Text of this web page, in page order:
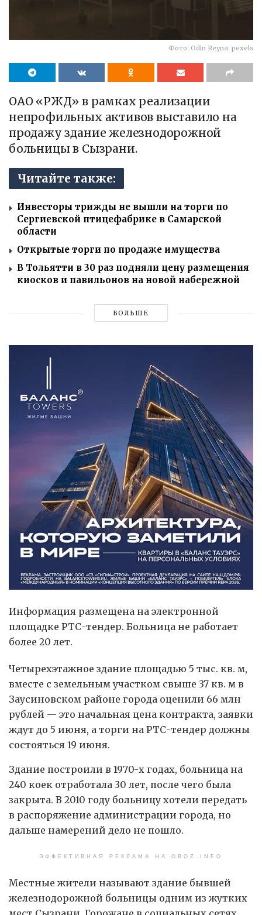
Фото: Odin Reyna: pexels
ОАО «РЖД» в рамках реализации
непрофильных активов выставило на
продажу здание железнодорожной
больницы в Сызрани.
Читайте также:
Инвесторы трижды не вышли на торги по
Сергиевской птицефабрике в Самарской
области
Открытые торги по продаже имущества
В Тольятти в 30 раз подняли цену размещения
киосков и павильонов на новой набережной
БОЛЬШЕ
Информация размещена на электронной
площадке РТС-тендер. Больница не работает
более 20 лет.
Четырехэтажное здание площадью 5 тыс. кв. м,
вместе с земельным участком свыше 37 кв. м в
Заусиновском районе города оценили 66 млн
рублей — это начальная цена контракта, заявки
ждут до 5 июня, а торги на РТС-тендер должны
состояться 19 июня.
Здание построили в 1970-х годах, больница на
240 коек отработала 30 лет, после чего была
закрыта. В 2010 году больницу хотели передать
в распоряжение администрации города, но
дальше намерений дело не пошло.
ЭФФЕКТИВНАЯ РЕКЛАМА НА OBOZ.INFO
Местные жители называют здание бывшей
железнодорожной больницы одним из жутких